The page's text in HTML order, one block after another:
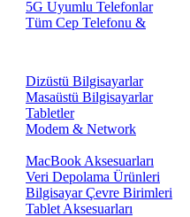
5G Uyumlu Telefonlar
Tüm Cep Telefonu &
Dizüstü Bilgisayarlar
Masaüstü Bilgisayarlar
Tabletler
Modem & Network
MacBook Aksesuarları
Veri Depolama Ürünleri
Bilgisayar Çevre Birimleri
Tablet Aksesuarları